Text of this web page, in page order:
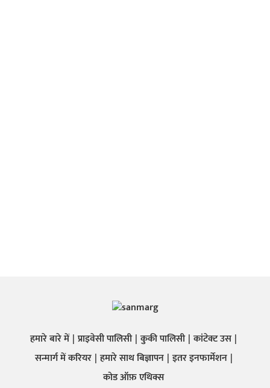
हमारे बारे में प्राइवेसी पालिसी कुकी पालिसी कांटेक्ट उस
सन्मार्ग में करियर हमारे साथ बिज्ञापन इतर इनफार्मेशन
कोड ऑफ़ एथिक्स